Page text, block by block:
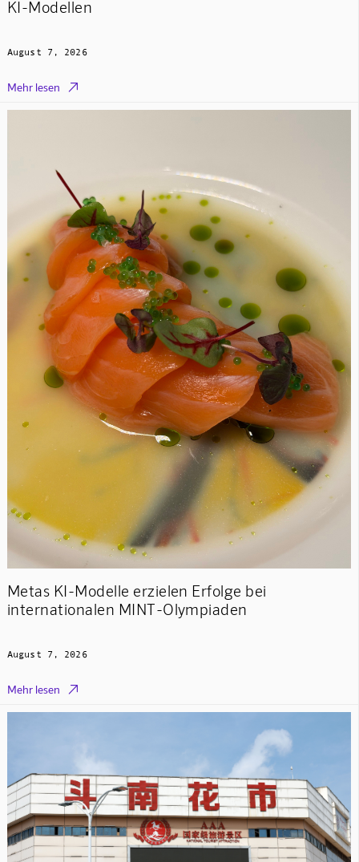
KI-Modellen
August 7, 2026
Mehr lesen 
Metas KI-Modelle erzielen Erfolge bei
internationalen MINT-Olympiaden
August 7, 2026
Mehr lesen 